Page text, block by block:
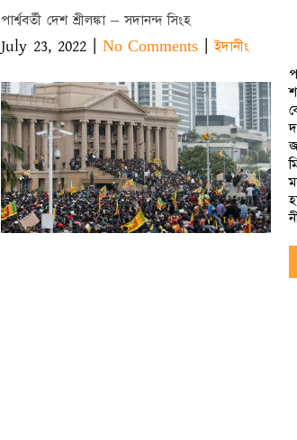
পার্শ্ববর্তী দেশ শ্রীলঙ্কা – সদানন্দ সিংহ
July 23, 2022 | No Comments |ইদানীং